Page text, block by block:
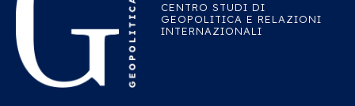
CENTRO STUDI DI
GEOPOLITICA E RELAZIONI
INTERNAZIONALI